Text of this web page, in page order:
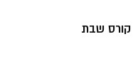
קורס שבת